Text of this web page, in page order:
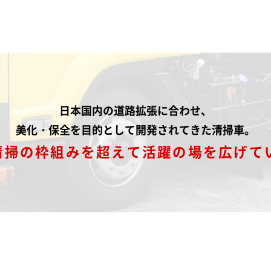
日本国内の道路拡張に合わせ、
美化・保全を目的として開発されてきた清掃車。
掃の枠組みを超えて活躍の場を広げて